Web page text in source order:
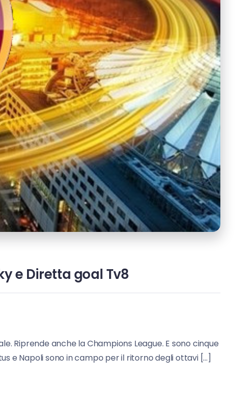
e Diretta goal Tv8
Riprende anche la Champions League. E sono cinque
e Napoli sono in campo per il ritorno degli ottavi […]